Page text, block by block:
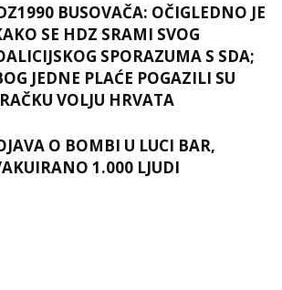
BUSOVAČA: OČIGLEDNO JE
SE HDZ SRAMI SVOG
SPORAZUMA S SDA;
JEDNE PLAĆE POGAZILI SU
VOLJU HRVATA
O BOMBI U LUCI BAR,
1.000 LJUDI